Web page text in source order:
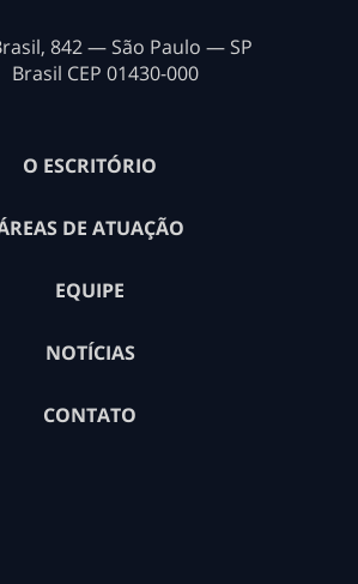
842 — São Paulo — SP
Brasil CEP 01430-000
O ESCRITÓRIO
DE ATUAÇÃO
EQUIPE
NOTÍCIAS
CONTATO